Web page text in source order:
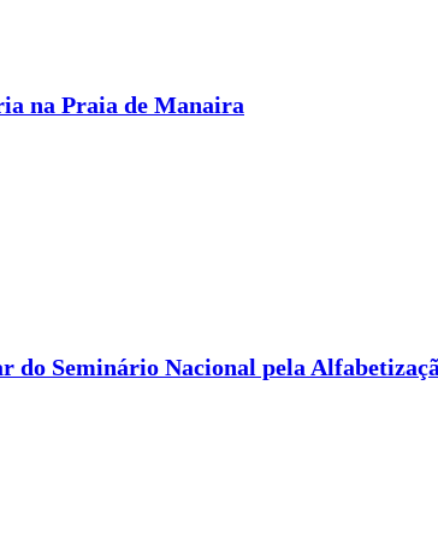
na Praia de Manaira
do Seminário Nacional pela